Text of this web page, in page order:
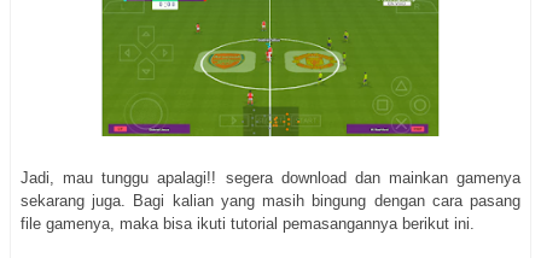
Jadi, mau tunggu apalagi!! segera download dan mainkan gamenya
sekarang juga. Bagi kalian yang masih bingung dengan cara pasang
file gamenya, maka bisa ikuti tutorial pemasangannya berikut ini.